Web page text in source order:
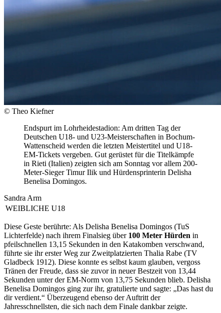
© Theo Kiefner
Endspurt im Lohrheidestadion: Am dritten Tag der
Deutschen U18- und U23-Meisterschaften in Bochum-
Wattenscheid werden die letzten Meistertitel und U18-
EM-Tickets vergeben. Gut gerüstet für die Titelkämpfe
in Rieti (Italien) zeigten sich am Sonntag vor allem 200-
Meter-Sieger Timur Ilik und Hürdensprinterin Delisha
Benelisa Domingos.
Sandra Arm
WEIBLICHE U18
Diese Geste berührte: Als Delisha Benelisa Domingos (TuS
Lichterfelde) nach ihrem Finalsieg über 100 Meter Hürden in
pfeilschnellen 13,15 Sekunden in den Katakomben verschwand,
führte sie ihr erster Weg zur Zweitplatzierten Thalia Rabe (TV
Gladbeck 1912). Diese konnte es selbst kaum glauben, vergoss
Tränen der Freude, dass sie zuvor in neuer Bestzeit von 13,44
Sekunden unter der EM-Norm von 13,75 Sekunden blieb. Delisha
Benelisa Domingos ging zur ihr, gratulierte und sagte: „Das hast du
dir verdient.“ Überzeugend ebenso der Auftritt der
Jahresschnellsten, die sich nach dem Finale dankbar zeigte.